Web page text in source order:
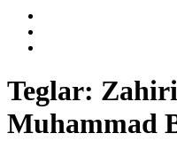
Teglar:
Muhammad